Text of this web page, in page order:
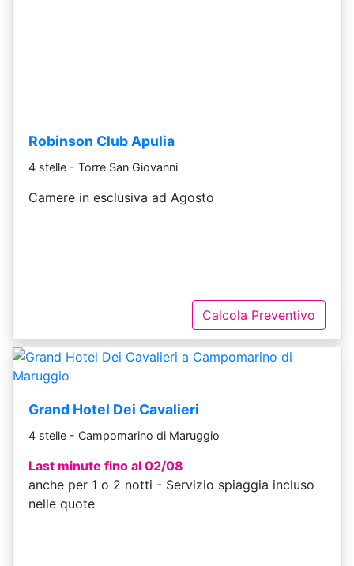
Robinson Club Apulia
4 stelle - Torre San Giovanni
Camere in esclusiva ad Agosto
Calcola Preventivo
Grand Hotel Dei Cavalieri
4 stelle - Campomarino di Maruggio
Last minute fino al 02/08
anche per 1 o 2 notti - Servizio spiaggia incluso
nelle quote